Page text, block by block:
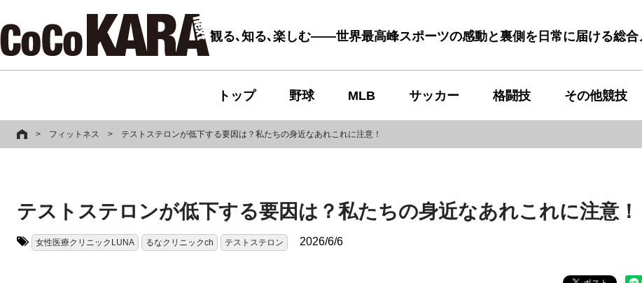
観る､知る､楽しむ――世界最高峰スポーツの感動と裏側を日常に届ける総合
トップ 野球 MLB サッカー 格闘技 その他競技
> フィットネス > テストステロンが低下する要因は？私たちの身近なあれこれに注意！
テストステロンが低下する要因は？私たちの身近なあれこれに注意！
女性医療クリニックLUNA るなクリニックch テストステロン 2026/6/6